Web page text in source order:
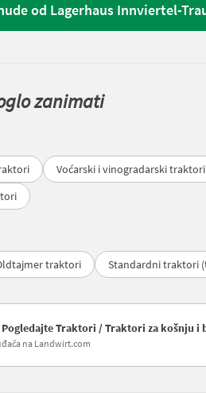
od Lagerhaus Innviertel-
zanimati
Voćarski i vinogradarski traktori
traktori Standardni traktori
Traktori / Traktori za košnju
na Landwirt.com